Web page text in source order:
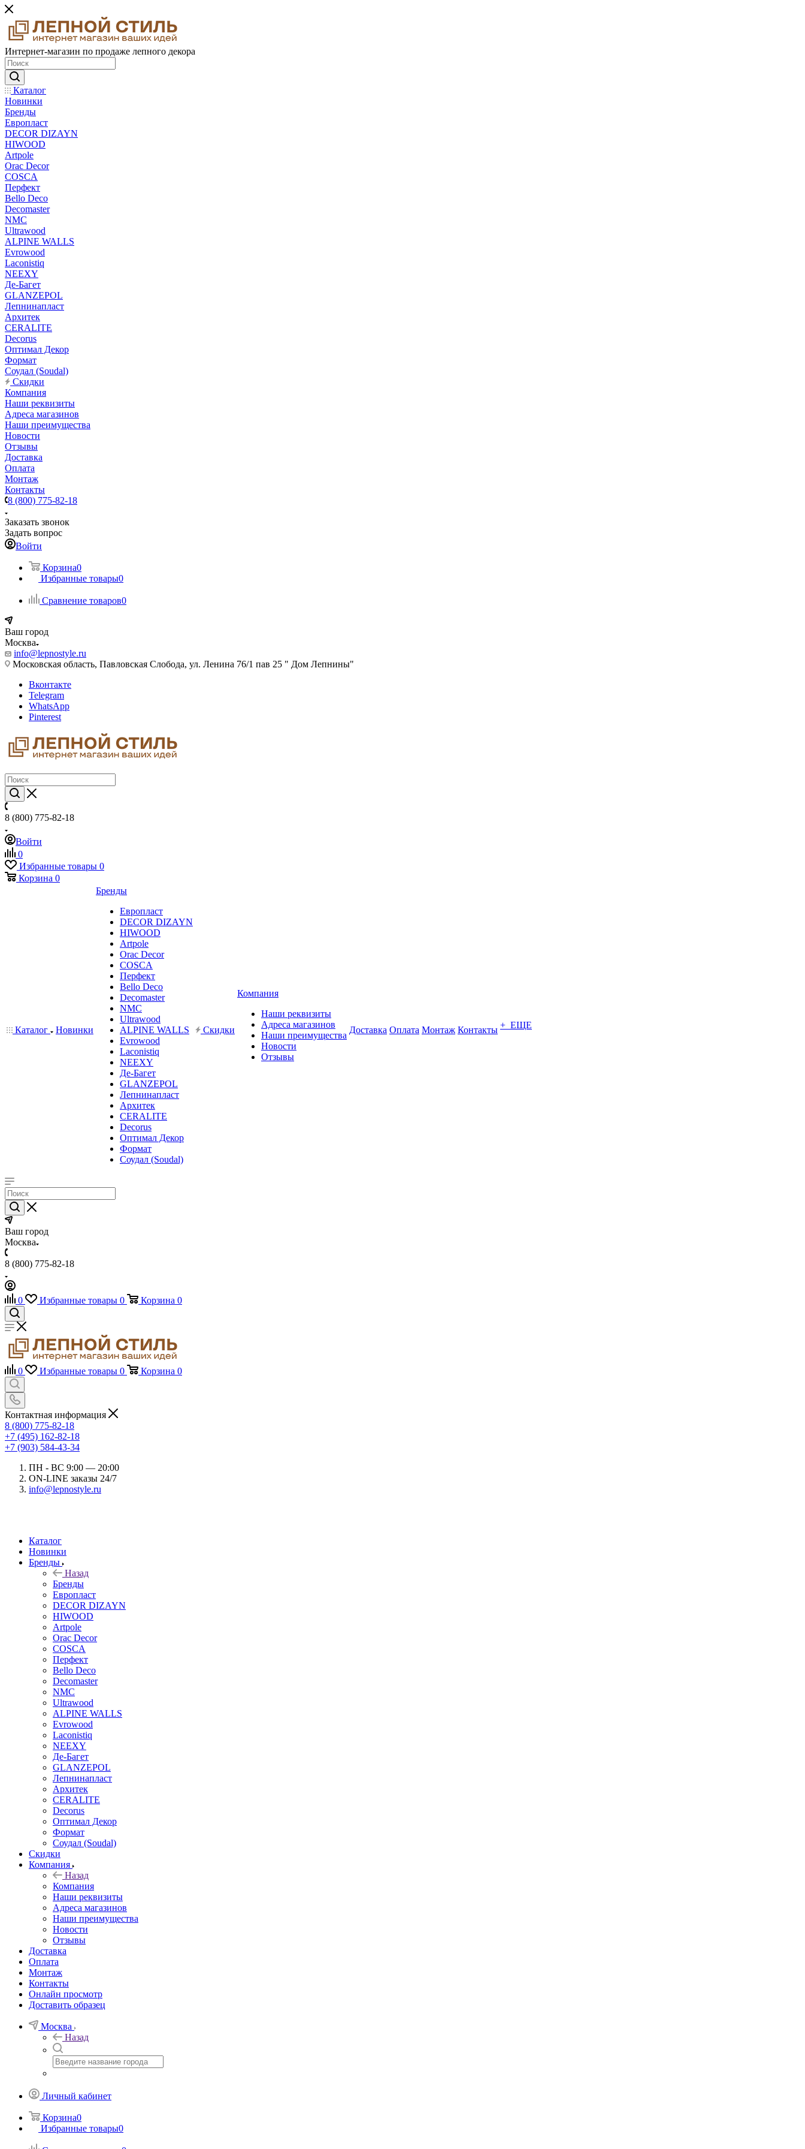
Интернет-магазин по продаже лепного декора
Каталог
Новинки
Бренды
Европласт
DECOR DIZAYN
HIWOOD
Artpole
Orac Decor
COSCA
Перфект
Bello Deco
Decomaster
NMС
Ultrawood
ALPINE WALLS
Evrowood
Laconistiq
NEEXY
Де-Багет
GLANZEPOL
Лепнинапласт
Архитек
CERALITE
Decorus
Оптимал Декор
Формат
Соудал (Soudal)
Скидки
Компания
Наши реквизиты
Адреса магазинов
Наши преимущества
Новости
Отзывы
Доставка
Оплата
Монтаж
Контакты
8 (800) 775-82-18
Заказать звонок
Задать вопрос
Войти
Корзина0
Избранные товары0
Сравнение товаров0
Ваш город
Москва
info@lepnostyle.ru
Московская область, Павловская Слобода, ул. Ленина 76/1 пав 25 " Дом Лепнины"
Вконтакте
Telegram
WhatsApp
Pinterest
8 (800) 775-82-18
Войти
0
Избранные товары 0
Корзина 0
Каталог Новинки
Бренды
Европласт
DECOR DIZAYN
HIWOOD
Artpole
Orac Decor
COSCA
Перфект
Bello Deco
Decomaster
NMС
Ultrawood
ALPINE WALLS
Evrowood
Laconistiq
NEEXY
Де-Багет
GLANZEPOL
Лепнинапласт
Архитек
CERALITE
Decorus
Оптимал Декор
Формат
Соудал (Soudal)
Скидки
Компания
Наши реквизиты
Адреса магазинов
Наши преимущества
Новости
Отзывы
Доставка Оплата Монтаж Контакты + ЕЩЕ
Ваш город
Москва
8 (800) 775-82-18
0 Избранные товары 0 Корзина 0
0 Избранные товары 0 Корзина 0
Контактная информация
8 (800) 775-82-18
+7 (495) 162-82-18
+7 (903) 584-43-34
ПН - ВС 9:00 — 20:00
ON-LINE заказы 24/7
info@lepnostyle.ru
Каталог
Новинки
Бренды
Назад
Бренды
Европласт
DECOR DIZAYN
HIWOOD
Artpole
Orac Decor
COSCA
Перфект
Bello Deco
Decomaster
NMС
Ultrawood
ALPINE WALLS
Evrowood
Laconistiq
NEEXY
Де-Багет
GLANZEPOL
Лепнинапласт
Архитек
CERALITE
Decorus
Оптимал Декор
Формат
Соудал (Soudal)
Скидки
Компания
Назад
Компания
Наши реквизиты
Адреса магазинов
Наши преимущества
Новости
Отзывы
Доставка
Оплата
Монтаж
Контакты
Онлайн просмотр
Доставить образец
Москва
Назад
Личный кабинет
Корзина0
Избранные товары0